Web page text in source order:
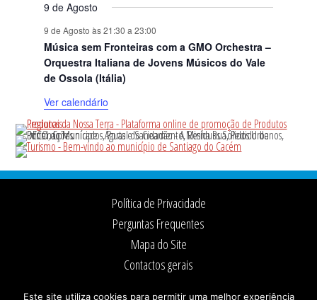
9 de Agosto
9 de Agosto às 21:30 a 23:00
Música sem Fronteiras com a GMO Orchestra –
Orquestra Italiana de Jovens Músicos do Vale
de Ossola (Itália)
Ver calendário
Footer
Política de Privacidade
Perguntas Frequentes
Mapa do Site
Contactos gerais
Este site utiliza cookies para permitir uma melhor experiência